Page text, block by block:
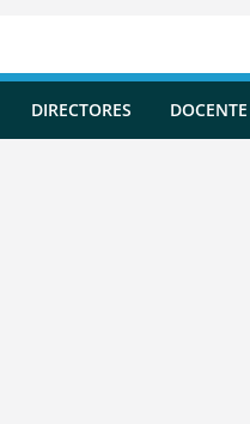
DIRECTORES DOCENTE